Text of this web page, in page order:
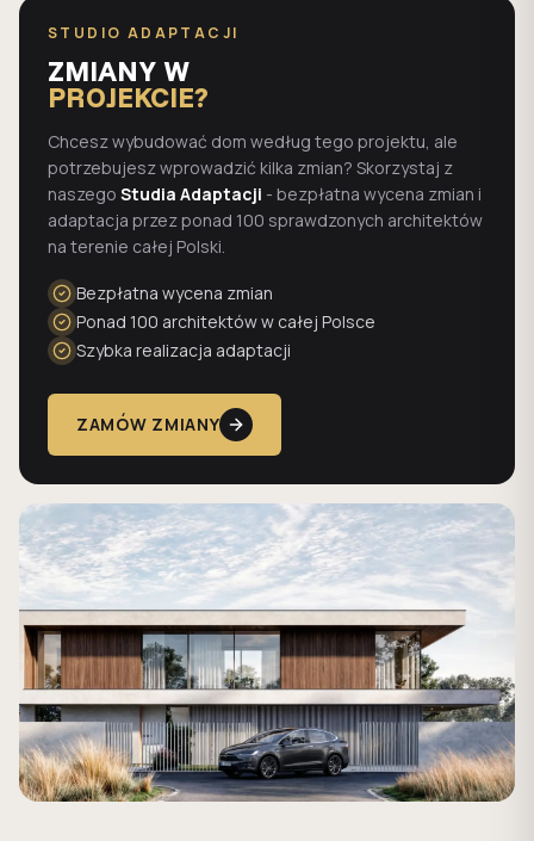
STUDIO ADAPTACJI
ZMIANY W
PROJEKCIE?
Chcesz wybudować dom według tego projektu, ale
potrzebujesz wprowadzić kilka zmian? Skorzystaj z
naszego Studia Adaptacji - bezpłatna wycena zmian i
adaptacja przez ponad 100 sprawdzonych architektów
na terenie całej Polski.
Bezpłatna wycena zmian
Ponad 100 architektów w całej Polsce
Szybka realizacja adaptacji
ZAMÓW ZMIANY